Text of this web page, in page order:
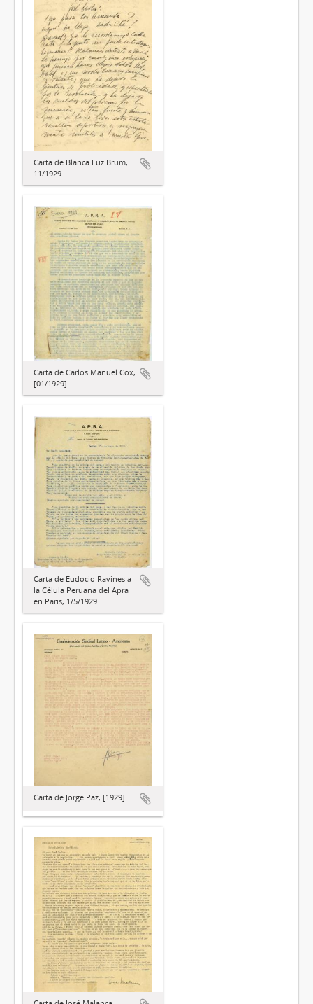
Carta de Blanca Luz Brum,
11/1929
Carta de Carlos Manuel Cox,
[01/1929]
Carta de Eudocio Ravines a
la Célula Peruana del Apra
en París, 1/5/1929
Carta de Jorge Paz, [1929]